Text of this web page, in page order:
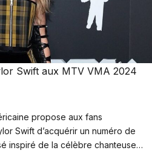
Swift aux MTV VMA 2024
propose aux fans
Swift d’acquérir un numéro de
inspiré de la célèbre chanteuse…